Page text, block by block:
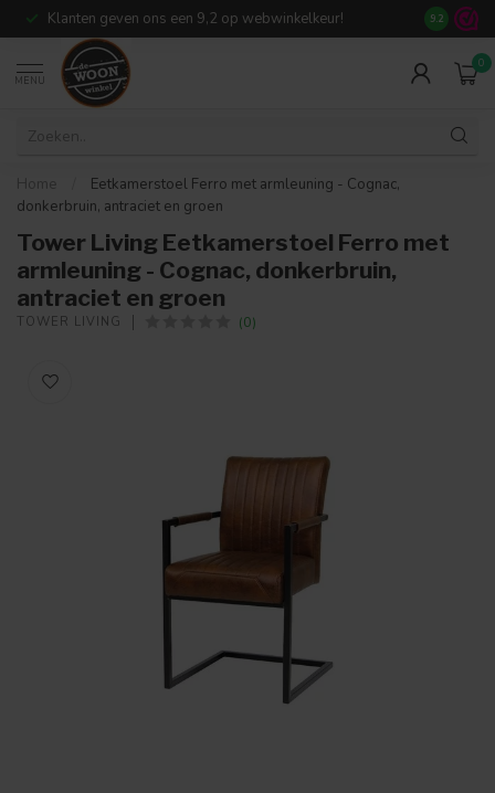
Klanten geven ons een 9,2 op webwinkelkeur! Meer dan
9.2
MENU
0
Home
Eetkamerstoel Ferro met armleuning - Cognac,
donkerbruin, antraciet en groen
Tower Living Eetkamerstoel Ferro met
armleuning - Cognac, donkerbruin,
antraciet en groen
TOWER LIVING (0)